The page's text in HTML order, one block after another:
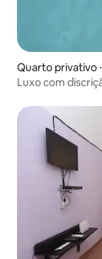
Quarto privativo
Luxo com